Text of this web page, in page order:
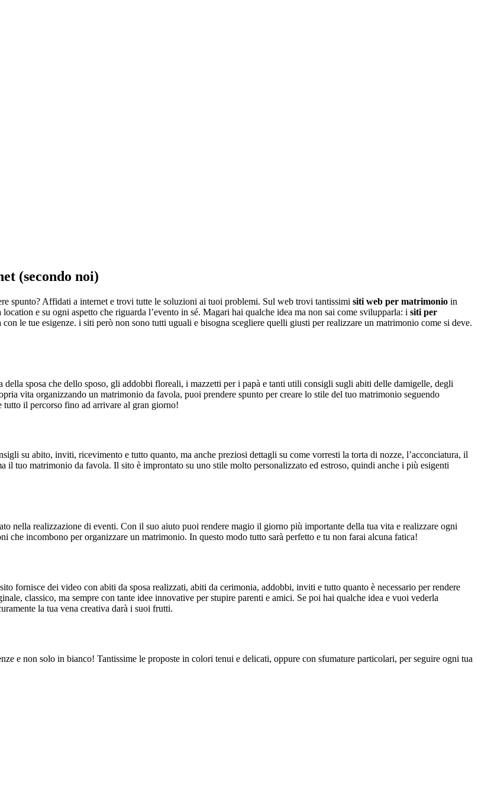
(secondo noi)
spunto? Affidati a internet e trovi tutte le soluzioni ai tuoi problemi. Sul web trovi tantissimi siti web per matrimonio in
e su ogni aspetto che riguarda l’evento in sé. Magari hai qualche idea ma non sai come svilupparla: i siti per
le tue esigenze. i siti però non sono tutti uguali e bisogna scegliere quelli giusti per realizzare un matrimonio come si deve.
della sposa che dello sposo, gli addobbi floreali, i mazzetti per i papà e tanti utili consigli sugli abiti delle damigelle, degli
vita organizzando un matrimonio da favola, puoi prendere spunto per creare lo stile del tuo matrimonio seguendo
il percorso fino ad arrivare al gran giorno!
su abito, inviti, ricevimento e tutto quanto, ma anche preziosi dettagli su come vorresti la torta di nozze, l’acconciatura, il
il tuo matrimonio da favola. Il sito è improntato su uno stile molto personalizzato ed estroso, quindi anche i più esigenti
nella realizzazione di eventi. Con il suo aiuto puoi rendere magio il giorno più importante della tua vita e realizzare ogni
che incombono per organizzare un matrimonio. In questo modo tutto sarà perfetto e tu non farai alcuna fatica!
fornisce dei video con abiti da sposa realizzati, abiti da cerimonia, addobbi, inviti e tutto quanto è necessario per rendere
classico, ma sempre con tante idee innovative per stupire parenti e amici. Se poi hai qualche idea e vuoi vederla
la tua vena creativa darà i suoi frutti.
e non solo in bianco! Tantissime le proposte in colori tenui e delicati, oppure con sfumature particolari, per seguire ogni tua